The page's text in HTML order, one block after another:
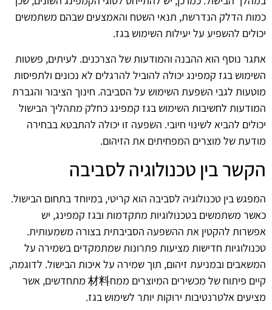
כמות הדלק הנדרשת, תנאי השטח והאמצעים שבהם משתמשים
יכולים להשפיע על יעילות השימוש בגז.
אתגר נוסף הוא ההבנה והמודעות של הצרכנים. לעיתים, פשטות
השימוש בגז קמפינג יכולה להוביל להרגלים לא נכונים ולתפיסות
מוטעות לגבי השפעת השימוש על הסביבה. חינוך הציבור והגברת
המודעות לחשיבות השימוש בגז קמפינג כחלק מתהליך הבישול
יכולים להביא לשינוי חיובי. השפעה זו יכולה להתבטא בבחירה
מודעת של מוצרים המפחיתים את הזיהום.
הקשר בין טכנולוגיה לסביבה
המפגש בין טכנולוגיה לסביבה הוא קריטי, במיוחד בתחום הבישול.
כאשר משתמשים בטכנולוגיות מתקדמות ובגז קמפינג, יש
אפשרות להקטין את ההשפעה הסביבתית בצורה משמעותית.
טכנולוגיות חדישות מציעות פתרונות שמתמקדים בשמירה על
המשאבים ובמניעת זיהום, תוך שמירה על איכות הבישול. לדוגמה,
קיים פיתוח של מכשירים המיוצרים ממח材料 מתחדשים, אשר
מציעים אלטרנטיבות ירוקות יותר לשימוש בגז.